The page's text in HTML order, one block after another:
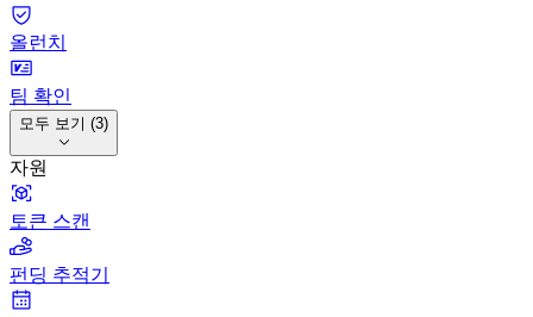
올런치
팀 확인
모두 보기 (3)
자원
토큰 스캔
펀딩 추적기